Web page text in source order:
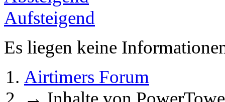
Aufsteigend
Es liegen keine
Airtimers Forum